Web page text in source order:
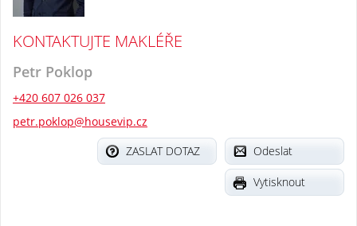
KONTAKTUJTE MAKLÉŘE
Petr Poklop
+420 607 026 037
petr.poklop@housevip.cz
Odeslat
ZASLAT DOTAZ
Vytisknout